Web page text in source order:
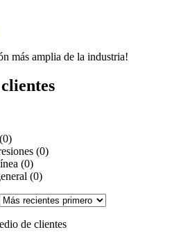
más amplia de la industria!
(0)
(0)
(0)
de clientes